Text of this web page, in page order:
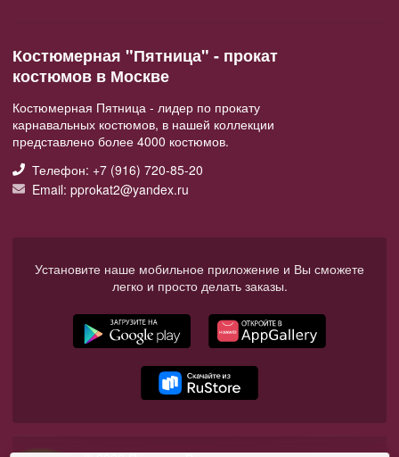
Костюмерная "Пятница" - прокат
костюмов в Москве
Костюмерная Пятница - лидер по прокату
карнавальных костюмов, в нашей коллекции
представлено более 4000 костюмов.
Телефон: +7 (916) 720-85-20
Email: pprokat2@yandex.ru
Установите наше мобильное приложение и Вы сможете
легко и просто делать заказы.